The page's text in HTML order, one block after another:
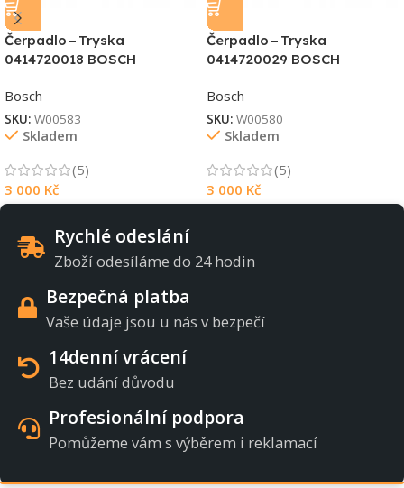
Čerpadlo – Tryska
0414720018 BOSCH
Bosch
SKU: W00583
Skladem
(5)
3 000 Kč
Čerpadlo – Tryska
0414720029 BOSCH
Bosch
SKU: W00580
Skladem
(5)
3 000 Kč
Rychlé odeslání
Zboží odesíláme do 24 hodin
Bezpečná platba
Vaše údaje jsou u nás v bezpečí
14denní vrácení
Bez udání důvodu
Profesionální podpora
Pomůžeme vám s výběrem i reklamací